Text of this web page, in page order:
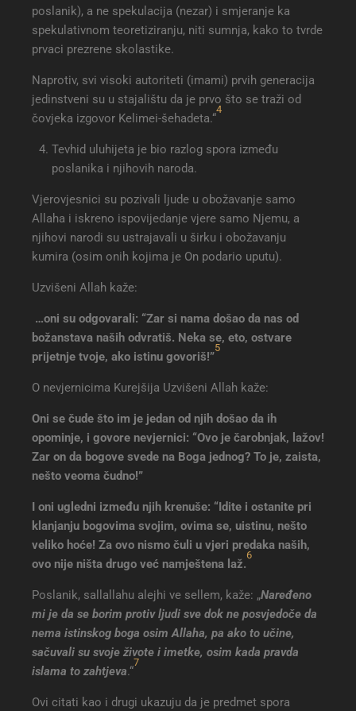
poslanik), a ne spekulacija (nezar) i smjeranje ka
spekulativnom teoretiziranju, niti sumnja, kako to tvrde
prvaci prezrene skolastike.
Naprotiv, svi visoki autoriteti (imami) prvih generacija
jedinstveni su u stajalištu da je prvo što se traži od
čovjeka izgovor Kelimei-šehadeta.“
4
Tevhid uluhijeta je bio razlog spora između
poslanika i njihovih naroda.
Vjerovjesnici su pozivali ljude u obožavanje samo
Allaha i iskreno ispovijedanje vjere samo Njemu, a
njihovi narodi su ustrajavali u širku i obožavanju
kumira (osim onih kojima je On podario uputu).
Uzvišeni Allah kaže:
…oni su odgovarali: “Zar si nama došao da nas od
božanstava naših odvratiš. Neka se, eto, ostvare
prijetnje tvoje, ako istinu govoriš!”
5
O nevjernicima Kurejšija Uzvišeni Allah kaže:
Oni se čude što im je jedan od njih došao da ih
opominje, i govore nevjernici: “Ovo je čarobnjak, lažov!
Zar on da bogove svede na Boga jednog? To je, zaista,
nešto veoma čudno!”
I oni ugledni između njih krenuše: “Idite i ostanite pri
klanjanju bogovima svojim, ovima se, uistinu, nešto
veliko hoće! Za ovo nismo čuli u vjeri predaka naših,
ovo nije ništa drugo već namještena laž.
6
Poslanik, sallallahu alejhi ve sellem, kaže: „Naređeno
mi je da se borim protiv ljudi sve dok ne posvjedoče da
nema istinskog boga osim Allaha, pa ako to učine,
sačuvali su svoje živote i imetke, osim kada pravda
islama to zahtjeva.“
7
Ovi citati kao i drugi ukazuju da je predmet spora